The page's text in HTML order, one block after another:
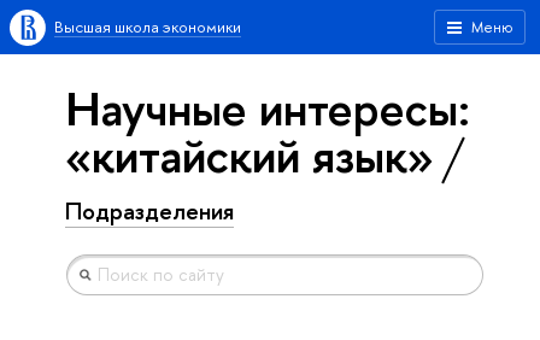
Меню
Высшая школа экономики
Научные интересы:
«китайский язык»
Подразделения